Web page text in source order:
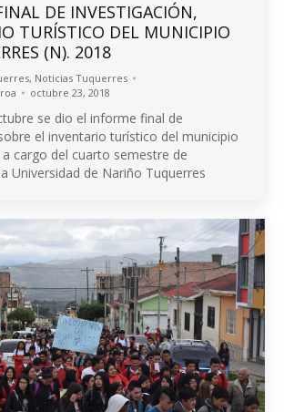
DE INVESTIGACIÓN,
TURÍSTICO DEL MUNICIPIO
(N). 2018
, Noticias Tuquerres
octubre 23, 2018
se dio el informe final de
el inventario turístico del municipio
cargo del cuarto semestre de
Universidad de Nariño Tuquerres